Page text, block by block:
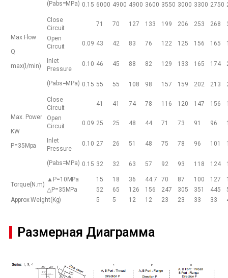
(Pabs=MPa) 0.15 6000 4900 4900 3600 3550 3000 3300 2750
Max Flow
Q
max(l/min)
Close
Circuit
71 70 127 133 199 206 253 268
Open
Circuit
Inlet
Pressure
(Pabs=MPa)
0.09 43 42 83 76 122 125 156 165
0.10 46 45 88 82 129 133 165 174
0.15 55 55 108 98 157 159 202 213
Max. Power
KW
P=35Mpa
Close
Circuit
41 41 74 78 116 120 147 156
Open
Circuit
Inlet
Pressure
(Pabs=MPa)
0.09 25 25 48 44 71 73 91 96
0.10 27 26 51 48 75 78 96 101
0.15 32 32 63 57 92 93 118 124
Torque(N.m)
▲P=10MPa 15 18 36 44.7 70 87 100 127
△P=35MPa
52 65 126 156 247 305 351 445
Approx Weight(Kg)
5 5 12 12 23 23 33 33
Размерная Диаграмма